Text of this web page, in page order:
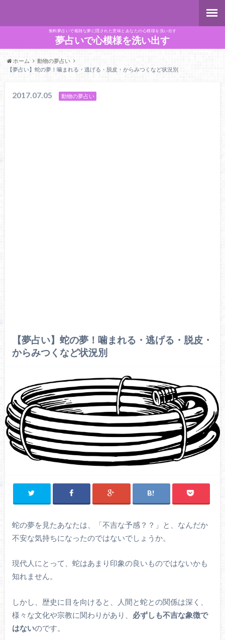
無料夢占いで複雑な夢に隠された意味とあなたの心模様を洗い出す
夢占いで心模様を洗い出す
ホーム
動物の夢占い
【夢占い】蛇の夢！噛まれる・逃げる・脱皮・からみつくなど状況別
2017.07.05 動物の夢占い
【夢占い】蛇の夢！噛まれる・逃げる・脱皮・
からみつくなど状況別
蛇の夢を見たあなたは、「不吉な予感？？」と、なんだか
不安な気持ちになったのではないでしょうか。
現代人にとって、蛇はあまり印象の良いものではないかも
知れません。
しかし、歴史に目を向けると、人間と蛇との関係は深く、
様々な文化や宗教に関わりがあり、 必ずしも不吉な象徴で
はないのです。